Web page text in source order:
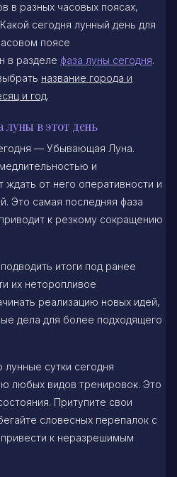
в разных часовых поясах,
сегодня лунный день для
поясе
в разделе фаза луны сегодня.
название города и
и год.
в этот день
— Убывающая Луна.
и
ждать от него оперативности и
Это самая последняя фаза
к резкому сокращению
итоги под ранее
их неторопливое
реализацию новых идей,
дела для более подходящего
лунные сутки сегодня
любых видов тренировок. Это
Притупите свои
словесных перепалок с
к неразрешимым